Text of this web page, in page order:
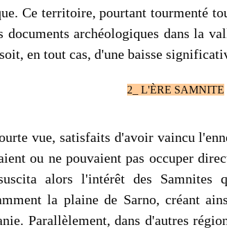
Ce territoire, pourtant tourmenté
archéologiques dans la
en tout cas, d'une baisse
2_ L'ÈRE SAMNITE
vue, satisfaits d'avoir vaincu
ou ne pouvaient pas occuper
alors l'intérêt des
la plaine de Sarno, créant
Parallèlement, dans d'autres